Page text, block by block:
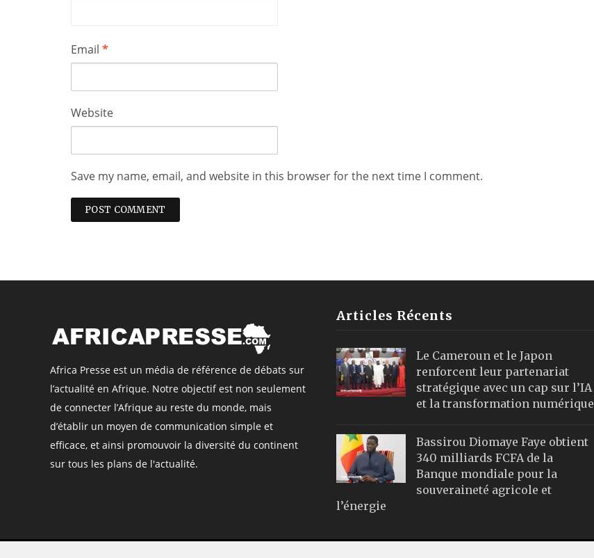
Email *
Website
Save my name, email, and website in this browser for the next time I comment.
Africa Presse est un média de référence de débats sur
l’actualité en Afrique. Notre objectif est non seulement
de connecter l’Afrique au reste du monde, mais
d’établir un moyen de communication simple et
efficace, et ainsi promouvoir la diversité du continent
sur tous les plans de l'actualité.
Articles Récents
Le Cameroun et le Japon
renforcent leur partenariat
stratégique avec un cap sur l’IA
et la transformation numérique
Bassirou Diomaye Faye obtient
340 milliards FCFA de la
Banque mondiale pour la
souveraineté agricole et
l’énergie